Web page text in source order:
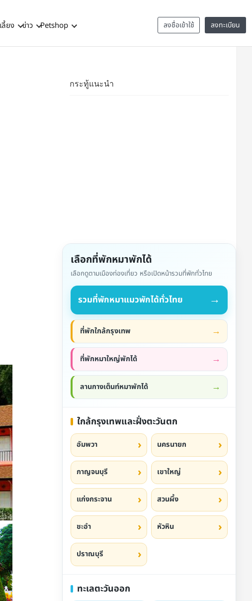
ลงชื่อเข้าใช้ ลงทะเบียน
ลี้ยง ข่าว Petshop
กระทู้แนะนำ
เลือกที่พักหมาพักได้
เลือกดูตามเมืองท่องเที่ยว หรือเปิดหน้ารวมที่พักทั่วไทย
รวมที่พักหมาแมวพักได้ทั่วไทย →
ที่พักใกล้กรุงเทพ
ที่พักหมาใหญ่พักได้
ลานกางเต็นท์หมาพักได้
ใกล้กรุงเทพและฝั่งตะวันตก
อัมพวา นครนายก
กาญจนบุรี เขาใหญ่
แก่งกระจาน สวนผึ้ง
ชะอำ หัวหิน
ปราณบุรี
ทะเลตะวันออก